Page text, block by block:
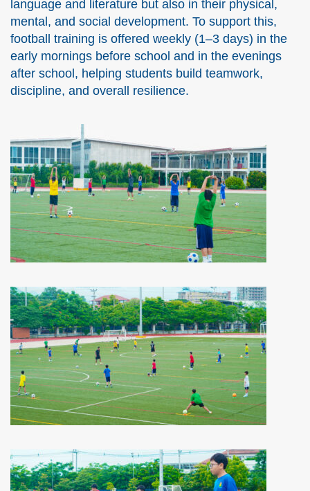
language and literature but also in their physical,
mental, and social development. To support this,
football training is offered weekly (1–3 days) in the
early mornings before school and in the evenings
after school, helping students build teamwork,
discipline, and overall resilience.